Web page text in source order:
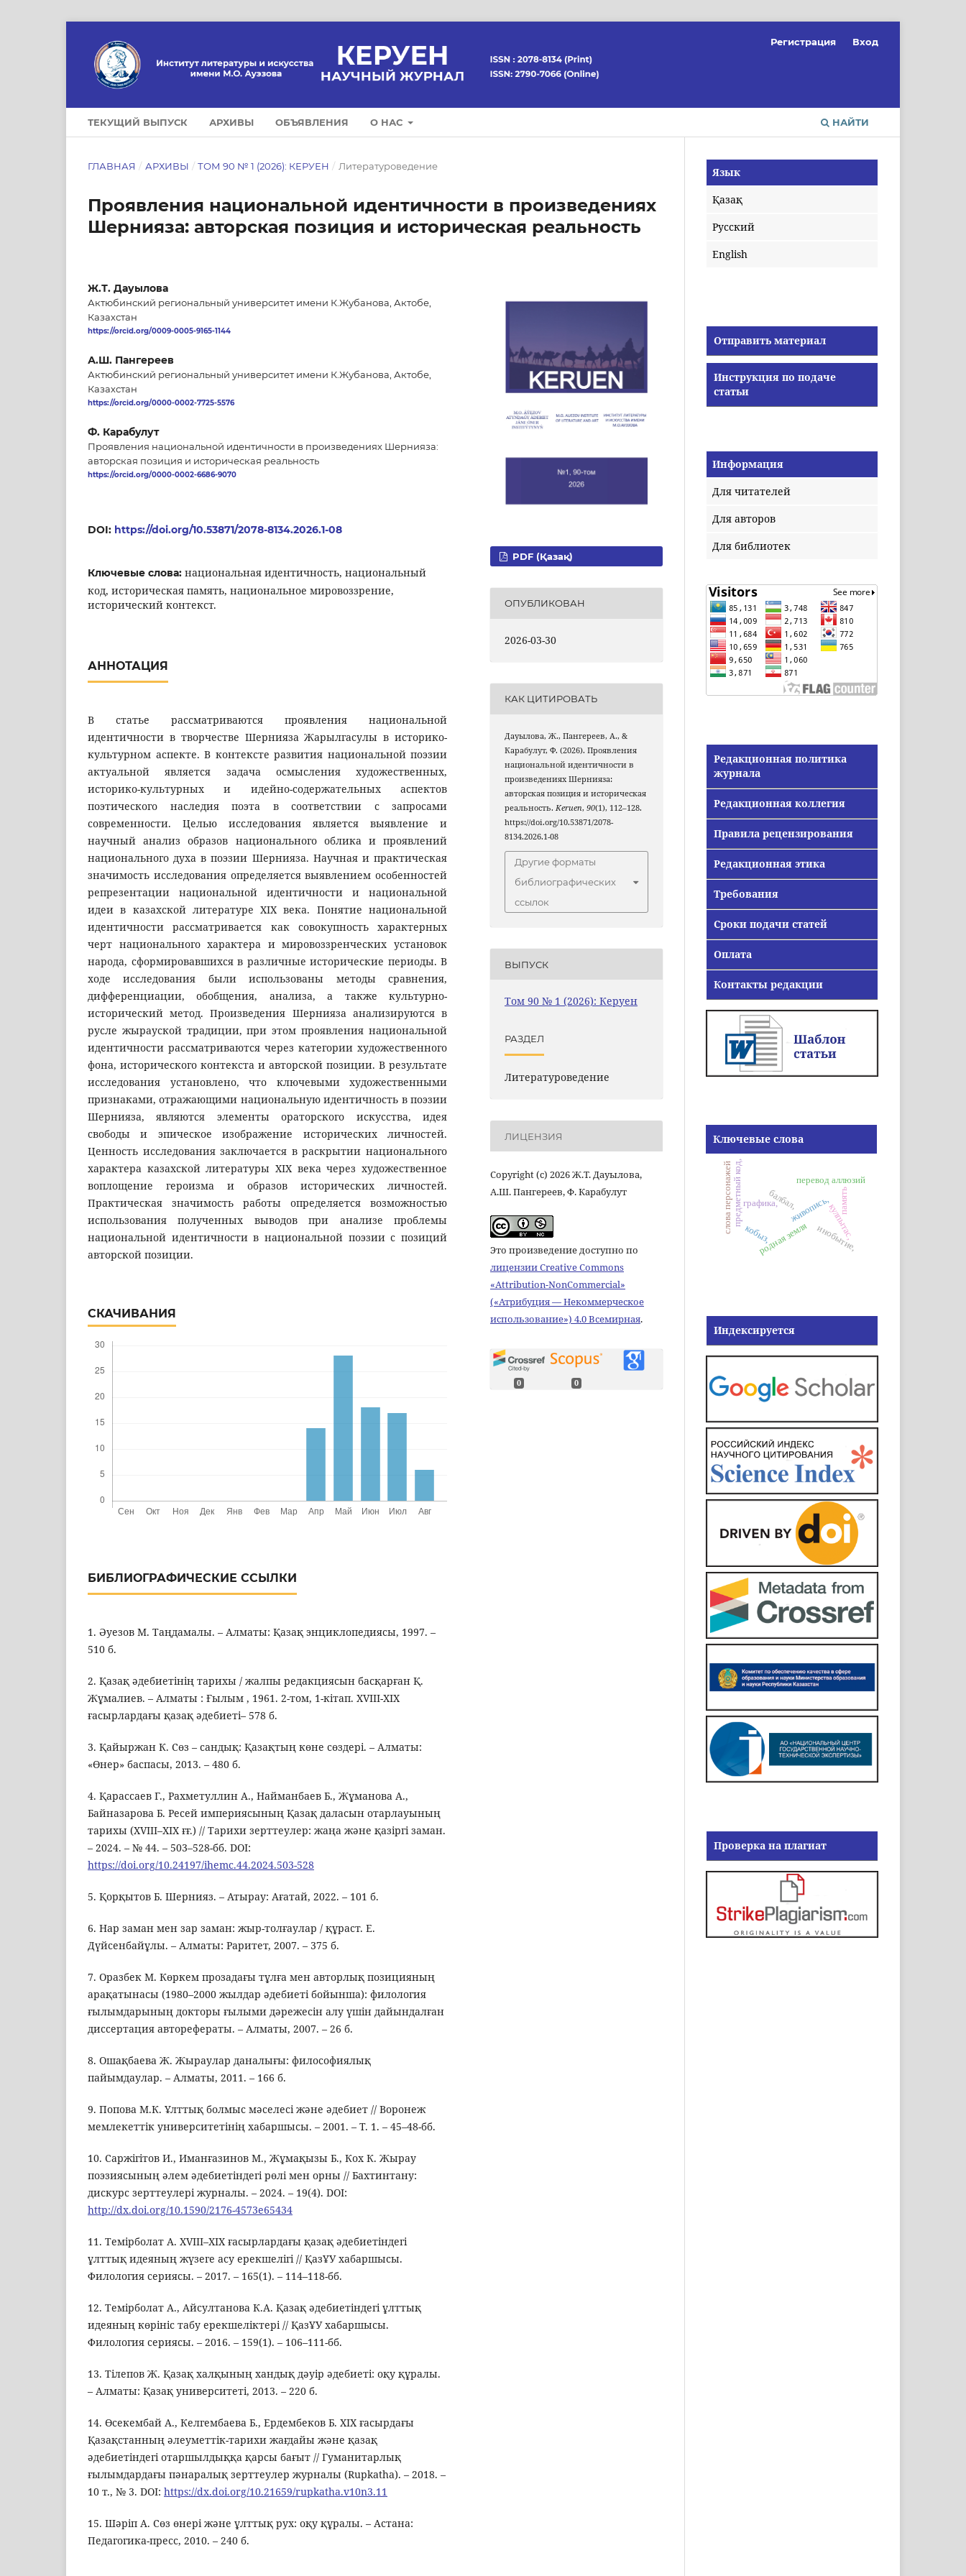
ТЕКУЩИЙ ВЫПУСК АРХИВЫ ОБЪЯВЛЕНИЯ О НАС НАЙТИ
Регистрация Вход
ГЛАВНАЯ / АРХИВЫ / ТОМ 90 № 1 (2026): КЕРУЕН / Литературоведение
Проявления национальной идентичности в произведениях
Шернияза: авторская позиция и историческая реальность
Ж.Т. Дауылова
Актюбинский региональный университет имени К.Жубанова, Актобе,
Казахстан
https://orcid.org/0009-0005-9165-1144
А.Ш. Пангереев
Актюбинский региональный университет имени К.Жубанова, Актобе,
Казахстан
https://orcid.org/0000-0002-7725-5576
Ф. Карабулут
Проявления национальной идентичности в произведениях Шернияза:
авторская позиция и историческая реальность
https://orcid.org/0000-0002-6686-9070
DOI: https://doi.org/10.53871/2078-8134.2026.1-08
Ключевые слова: национальная идентичность, национальный
код, историческая память, национальное мировоззрение,
исторический контекст.
АННОТАЦИЯ
В статье рассматриваются проявления национальной
идентичности в творчестве Шернияза Жарылгасулы в историко-
культурном аспекте. В контексте развития национальной поэзии
актуальной является задача осмысления художественных,
историко-культурных и идейно-содержательных аспектов
поэтического наследия поэта в соответствии с запросами
современности. Целью исследования является выявление и
научный анализ образов национального облика и проявлений
национального духа в поэзии Шернияза. Научная и практическая
значимость исследования определяется выявлением особенностей
репрезентации национальной идентичности и национальной
идеи в казахской литературе XIX века. Понятие национальной
идентичности рассматривается как совокупность характерных
черт национального характера и мировоззренческих установок
народа, сформировавшихся в различные исторические периоды. В
ходе исследования были использованы методы сравнения,
дифференциации, обобщения, анализа, а также культурно-
исторический метод. Произведения Шернияза анализируются в
русле жырауской традиции, при этом проявления национальной
идентичности рассматриваются через категории художественного
фона, исторического контекста и авторской позиции. В результате
исследования установлено, что ключевыми художественными
признаками, отражающими национальную идентичность в поэзии
Шернияза, являются элементы ораторского искусства, идея
свободы и эпическое изображение исторических личностей.
Ценность исследования заключается в раскрытии национального
характера казахской литературы XIX века через художественное
воплощение героизма и образов исторических личностей.
Практическая значимость работы определяется возможностью
использования полученных выводов при анализе проблемы
национальной идентичности в национальной поэзии с позиций
авторской позиции.
СКАЧИВАНИЯ
БИБЛИОГРАФИЧЕСКИЕ ССЫЛКИ
1. Әуезов М. Таңдамалы. – Алматы: Қазақ энциклопедиясы, 1997. –
510 б.
2. Қазақ әдебиетінің тарихы / жалпы редакциясын басқарған Қ.
Жұмалиев. – Алматы : Ғылым , 1961. 2-том, 1-кітап. XVIII-XIX
ғасырлардағы қазақ әдебиеті– 578 б.
3. Қайыржан К. Сөз – сандық: Қазақтың көне сөздері. – Алматы:
«Өнер» баспасы, 2013. – 480 б.
4. Қарассаев Г., Рахметуллин А., Найманбаев Б., Жұманова А.,
Байназарова Б. Ресей империясының Қазақ даласын отарлауының
тарихы (XVIII–XIX ғғ.) // Тарихи зерттеулер: жаңа және қазіргі заман.
– 2024. – № 44. – 503–528-бб. DOI:
https://doi.org/10.24197/ihemc.44.2024.503-528
5. Қорқытов Б. Шернияз. – Атырау: Ағатай, 2022. – 101 б.
6. Нар заман мен зар заман: жыр-толғаулар / құраст. Е.
Дүйсенбайұлы. – Алматы: Раритет, 2007. – 375 б.
7. Оразбек М. Көркем прозадағы тұлға мен авторлық позицияның
арақатынасы (1980–2000 жылдар әдебиеті бойынша): филология
ғылымдарының докторы ғылыми дәрежесін алу үшін дайындалған
диссертация авторефераты. – Алматы, 2007. – 26 б.
8. Ошақбаева Ж. Жыраулар даналығы: философиялық
пайымдаулар. – Алматы, 2011. – 166 б.
9. Попова М.К. Ұлттық болмыс мәселесі және әдебиет // Воронеж
мемлекеттік университетінің хабаршысы. – 2001. – Т. 1. – 45–48-бб.
10. Саржігітов И., Иманғазинов М., Жұмақызы Б., Кох К. Жырау
поэзиясының әлем әдебиетіндегі рөлі мен орны // Бахтинтану:
дискурс зерттеулері журналы. – 2024. – 19(4). DOI:
http://dx.doi.org/10.1590/2176-4573e65434
11. Темірболат А. XVIII–XIX ғасырлардағы қазақ әдебиетіндегі
ұлттық идеяның жүзеге асу ерекшелігі // ҚазҰУ хабаршысы.
Филология сериясы. – 2017. – 165(1). – 114–118-бб.
12. Темірболат А., Айсултанова К.А. Қазақ әдебиетіндегі ұлттық
идеяның көрініс табу ерекшеліктері // ҚазҰУ хабаршысы.
Филология сериясы. – 2016. – 159(1). – 106–111-бб.
13. Тілепов Ж. Қазақ халқының хандық дәуір әдебиеті: оқу құралы.
– Алматы: Қазақ университеті, 2013. – 220 б.
14. Өсекембай А., Келгембаева Б., Ердембеков Б. ХІХ ғасырдағы
Қазақстанның әлеуметтік-тарихи жағдайы және қазақ
әдебиетіндегі отаршылдыққа қарсы бағыт // Гуманитарлық
ғылымдардағы пәнаралық зерттеулер журналы (Rupkatha). – 2018. –
10 т., № 3. DOI: https://dx.doi.org/10.21659/rupkatha.v10n3.11
15. Шәріп А. Сөз өнері және ұлттық рух: оқу құралы. – Астана:
Педагогика-пресс, 2010. – 240 б.
PDF (Қазақ)
ОПУБЛИКОВАН
2026-03-30
КАК ЦИТИРОВАТЬ
Дауылова, Ж., Пангереев, А., &
Карабулут, Ф. (2026). Проявления
национальной идентичности в
произведениях Шернияза:
авторская позиция и историческая
реальность.Keruen,90(1), 112–128.
https://doi.org/10.53871/2078-
8134.2026.1-08
Другие форматы
библиографических
ссылок
ВЫПУСК
Том 90 № 1 (2026): Керуен
РАЗДЕЛ
Литературоведение
ЛИЦЕНЗИЯ
Copyright (c) 2026 Ж.Т. Дауылова,
А.Ш. Пангереев, Ф. Карабулут
Это произведение доступно по
лицензии Creative Commons
«Attribution-NonCommercial»
(«Атрибуция — Некоммерческое
использование») 4.0 Всемирная.
0 0
Язык
Қазақ
Русский
English
Отправить материал
Инструкция по подаче
статьи
Информация
Для читателей
Для авторов
Для библиотек
Редакционная политика
журнала
Редакционная коллегия
Правила рецензирования
Редакционная этика
Требования
Сроки подачи статей
Оплата
Контакты редакции
Ключевые слова
живопись,
графика,
кобыз,
балбал,
кулпытас,
предметный код,
инобытие,
память
перевод аллюзий
родная земля
слова персонажей
Индексируется
Проверка на плагиат